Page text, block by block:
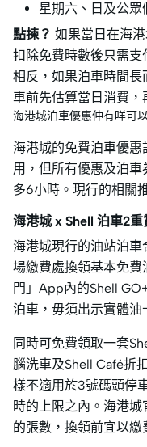
星期六、日及公
點揀？ 如果當日在海
扣除免費時數後只需支
相反，如果泊車時間
車前先估算當日消費，
海港城泊車優惠仲有咩可
海港城的免費泊車優
用，但所有優惠及泊
多6小時。現行的相關
海港城 x Shell 泊車2重
海港城現行的油站泊
場繳費處換領基本免
門」App內的Shell
泊車，毋須出示實體油
同時可免費領取一套
腦洗車及Shell Café折
樣不適用於3號碼頭停
時的上限之內。海港
的張數，換領前宜以繳